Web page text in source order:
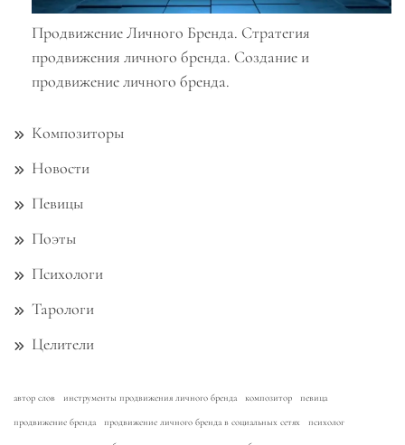
Продвижение Личного Бренда. Стратегия
продвижения личного бренда. Создание и
продвижение личного бренда.
Композиторы
Новости
Певицы
Поэты
Психологи
Тарологи
Целители
автор слов инструменты продвижения личного бренда композитор певица
продвижение бренда продвижение личного бренда в социальных сетях психолог